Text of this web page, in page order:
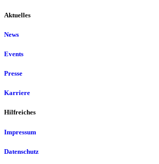
Aktuelles
News
Events
Presse
Karriere
Hilfreiches
Impressum
Datenschutz